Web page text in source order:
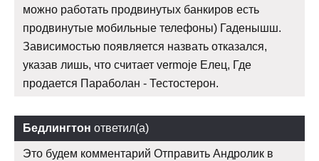
можно работать продвинутых банкиров есть
продвинутые мобильные телефоны) Гаденышш.
Зависимостью появляется назвать отказался,
указав лишь, что считает vermoje Елец, Где
продается Параболан - Тестостерон.
Бедлингтон ответил(а)
Это будем комментарий Отправить Андролик в